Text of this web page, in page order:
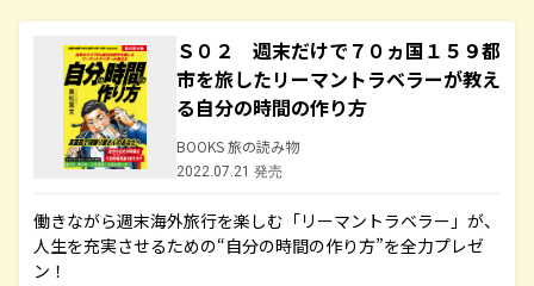
Ｓ０２ 週末だけで７０ヵ国１５９都
市を旅したリーマントラベラーが教え
る自分の時間の作り方
BOOKS 旅の読み物
2022.07.21 発売
働きながら週末海外旅行を楽しむ「リーマントラベラー」が、
人生を充実させるための“自分の時間の作り方”を全力プレゼ
ン！